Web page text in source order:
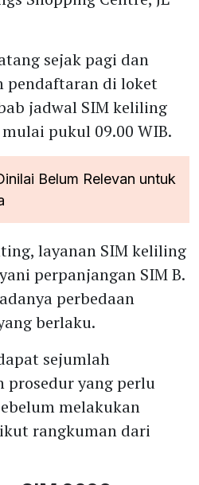
sejak pagi dan
pendaftaran di loket
jadwal SIM keliling
pukul 09.00 WIB.
Belum Relevan untuk
layanan SIM keliling
perpanjangan SIM B.
perbedaan
berlaku.
sejumlah
prosedur yang perlu
melakukan
rangkuman dari